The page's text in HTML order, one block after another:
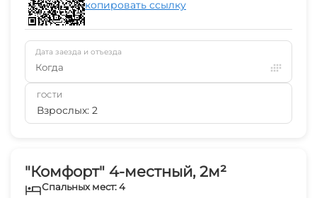
"Комфорт" 4-местный, 2м²
Спальных мест: 4
Скопировать ссылку
Дата заезда и отъезда
Когда
ГОСТИ
Взрослых: 2